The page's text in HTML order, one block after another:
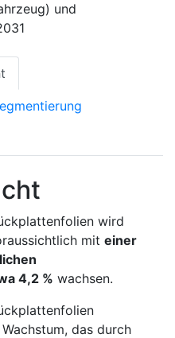
und
wird
mit einer
4,2 % wachsen.
das durch